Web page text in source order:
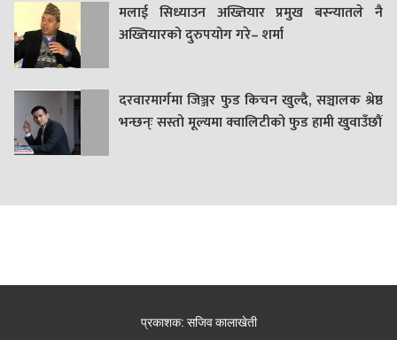
मलाई सिध्याउन अख्तियार प्रमुख बस्न्यातले नै
अख्तियारको दुरुपयोग गरे– शर्मा
दरवारमार्गमा जिञ्जर फुड किचन खुल्दै, सञ्चालक श्रेष्ठ
भन्छन्ः सस्तो मूल्यमा क्वालिटीको फुड हामी खुवाउँछौं
प्रकाशक: सजिव कालाखेती